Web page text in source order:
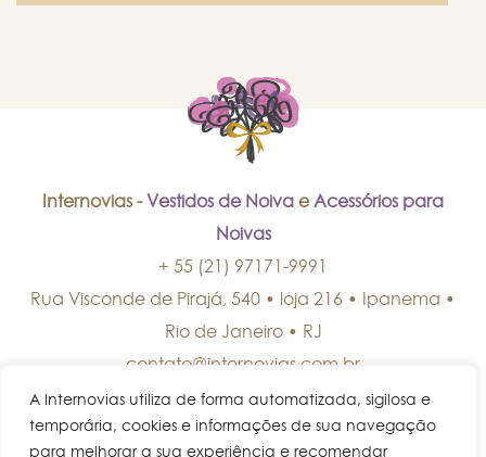
A Internovias utiliza de forma automatizada, sigilosa e
temporária, cookies e informações de sua navegação
para melhorar a sua experiência e recomendar
Internovias - Vestidos de Noiva eAcessórios para
Noivas
+ 55 (21) 97171-9991
Rua Visconde de Pirajá, 540 • loja 216 • Ipanema •
Rio de Janeiro• RJ
contato@internovias.com.br